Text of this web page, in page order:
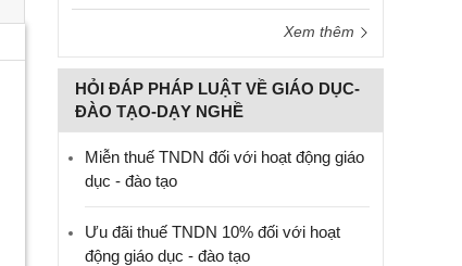
Xem thêm
HỎI ĐÁP PHÁP LUẬT VỀ GIÁO DỤC-
ĐÀO TẠO-DẠY NGHỀ
Miễn thuế TNDN đối với hoạt động giáo
dục - đào tạo
Ưu đãi thuế TNDN 10% đối với hoạt
động giáo dục - đào tạo